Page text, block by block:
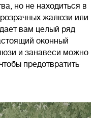
но не находиться в
жалюзи или
вам целый ряд
оконный
и занавеси можно
предотвратить